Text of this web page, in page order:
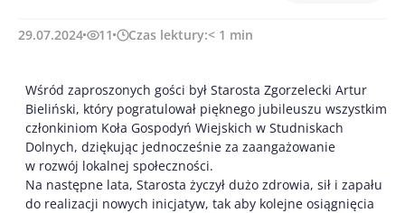
29.07.2024 11 Czas lektury:< 1 min
Wśród zaproszonych gości był Starosta Zgorzelecki Artur
Bieliński, który pogratulował pięknego jubileuszu wszystkim
członkiniom Koła Gospodyń Wiejskich w Studniskach
Dolnych, dziękując jednocześnie za zaangażowanie
w rozwój lokalnej społeczności.
Na następne lata, Starosta życzył dużo zdrowia, sił i zapału
do realizacji nowych inicjatyw, tak aby kolejne osiągnięcia